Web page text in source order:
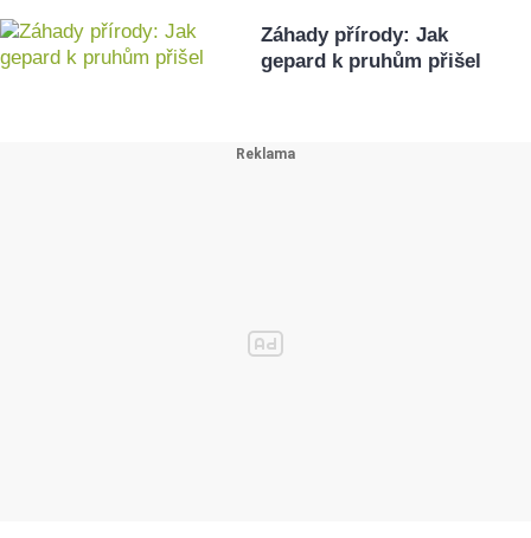
Záhady přírody: Jak
gepard k pruhům přišel